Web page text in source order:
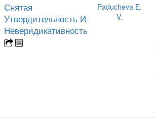
Снятая
Утвердительность И
Неверидикативность
Paducheva E.
V.